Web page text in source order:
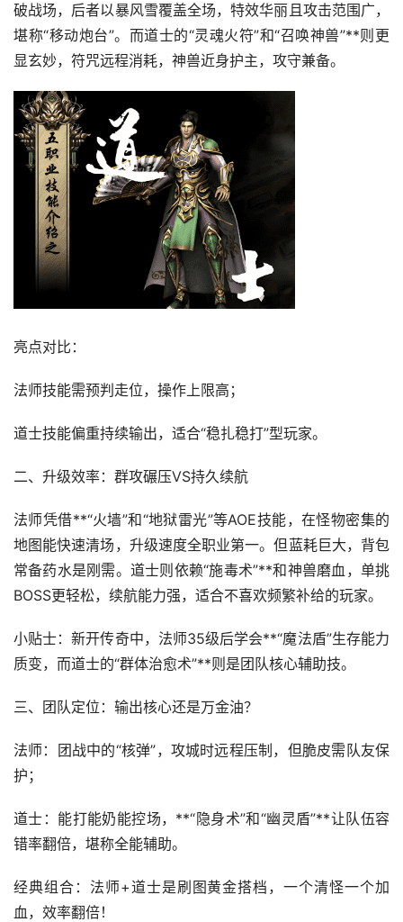
破战场，后者以暴风雪覆盖全场，特效华丽且攻击范围广，
堪称“移动炮台”。而道士的“灵魂火符”和“召唤神兽”**则更
显玄妙，符咒远程消耗，神兽近身护主，攻守兼备。
亮点对比：
法师技能需预判走位，操作上限高；
道士技能偏重持续输出，适合“稳扎稳打”型玩家。
二、升级效率：群攻碾压VS持久续航
法师凭借**“火墙”和“地狱雷光”等AOE技能，在怪物密集的
地图能快速清场，升级速度全职业第一。但蓝耗巨大，背包
常备药水是刚需。道士则依赖“施毒术”**和神兽磨血，单挑
BOSS更轻松，续航能力强，适合不喜欢频繁补给的玩家。
小贴士：新开传奇中，法师35级后学会**“魔法盾”生存能力
质变，而道士的“群体治愈术”**则是团队核心辅助技。
三、团队定位：输出核心还是万金油？
法师：团战中的“核弹”，攻城时远程压制，但脆皮需队友保
护；
道士：能打能奶能控场，**“隐身术”和“幽灵盾”**让队伍容
错率翻倍，堪称全能辅助。
经典组合：法师+道士是刷图黄金搭档，一个清怪一个加
血，效率翻倍！